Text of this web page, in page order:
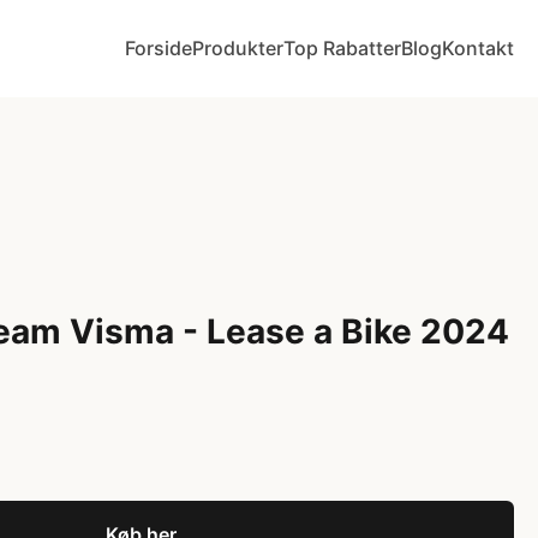
ForsideProdukterTop RabatterBlogKontakt
Visma - Lease a Bike 2024